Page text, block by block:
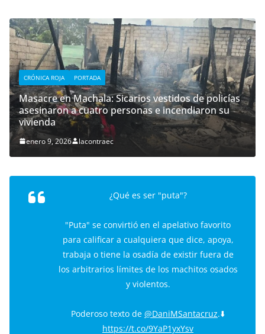
CRÓNICA ROJA PORTADA
Masacre en Machala: Sicarios vestidos de policías
asesinaron a cuatro personas e incendiaron su
vivienda
enero 9, 2026 lacontraec
¿Qué es ser "puta"?
"Puta" se convirtió en el apelativo favorito
para calificar a cualquiera que dice, apoya,
trabaja o tiene la osadía de existir fuera de
los arbitrarios límites de los machitos osados
y violentos.
Poderoso texto de @DaniMSantacruz.⬇️
https://t.co/9YaP1yxYsv